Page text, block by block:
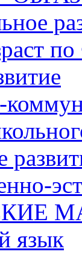
язык